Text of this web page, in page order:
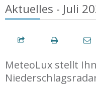
Aktuelles - Juli
MeteoLux stellt